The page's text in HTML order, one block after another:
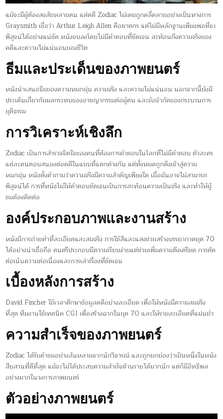
แม้จะมีผู้ต้องสงสัยหลายคน แต่คดี Zodiac ไม่เคยถูกคลี่คลายอย่างเป็นทางการ
Graysmith เชื่อว่า Arthur Leigh Allen คือฆาตกร แต่ไม่มีหลักฐานเพียงพอที่จะ
พิสูจน์ได้อย่างแน่ชัด หนังจบลงโดยไม่มีคำตอบที่ชัดเจน สะท้อนถึงความจริงของ
คดีและความไม่แน่นอนของชีวิต
ธีมและประเด็นของภาพยนตร์
หนังนำเสนอธีมของความหมกมุ่น ความจริง และความไม่แน่นอน นอกจากนี้ยังมี
ประเด็นเกี่ยวกับผลกระทบของอาชญากรรมต่อผู้คน และข้อจำกัดของกระบวนการ
ยุติธรรม
การวิเคราะห์เชิงลึก
Zodiac เป็นการสำรวจจิตใจของคนที่ต้องการคำตอบในโลกที่ไม่มีคำตอบ ตัวละคร
แต่ละคนตอบสนองต่อคดีในแบบที่แตกต่างกัน แต่ทั้งหมดถูกดึงเข้าสู่ความ
หมกมุ่น หนังตั้งคำถามว่าความจริงมีความสำคัญเพียงใด เมื่อมันอาจไม่สามารถ
พิสูจน์ได้ การที่หนังไม่ให้คำตอบชัดเจนเป็นการสะท้อนความเป็นจริง และทำให้ผู้
ชมต้องคิดต่อ
องค์ประกอบภาพและงานสร้าง
หนังมีการถ่ายทำที่ละเอียดและสมจริง การใช้สีและแสงช่วยสร้างบรรยากาศยุค 70
ได้อย่างน่าเชื่อถือ ดนตรีประกอบมีความเรียบง่ายแต่ช่วยเพิ่มความตึงเครียด การตัด
ต่อเน้นความต่อเนื่องและการเล่าเรื่องที่ชัดเจน
เบื้องหลังการสร้าง
David Fincher ใช้เวลาศึกษาข้อมูลคดีอย่างละเอียด เพื่อให้หนังมีความสมจริง
ที่สุด ทีมงานใช้เทคนิค CGI เพื่อสร้างฉากในยุค 70 และให้รายละเอียดที่แม่นยำ
ความสำเร็จของภาพยนตร์
Zodiac ได้รับคำชมอย่างล้นหลามจากนักวิจารณ์ และถูกยกย่องว่าเป็นหนึ่งในหนัง
สืบสวนที่ดีที่สุด แม้จะไม่ได้ประสบความสำเร็จด้านรายได้มากนัก แต่ก็มีอิทธิพล
อย่างมากในวงการภาพยนตร์
ตัวอย่างภาพยนตร์